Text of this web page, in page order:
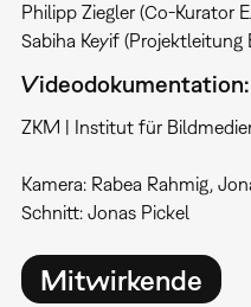
Philipp Ziegler (Co-Kurator
Sabiha Keyif (Projektleitung
Videodokumentation:
ZKM | Institut für
Kamera: Rabea Rahmig,
Schnitt: Jonas Pickel
Mitwirkende